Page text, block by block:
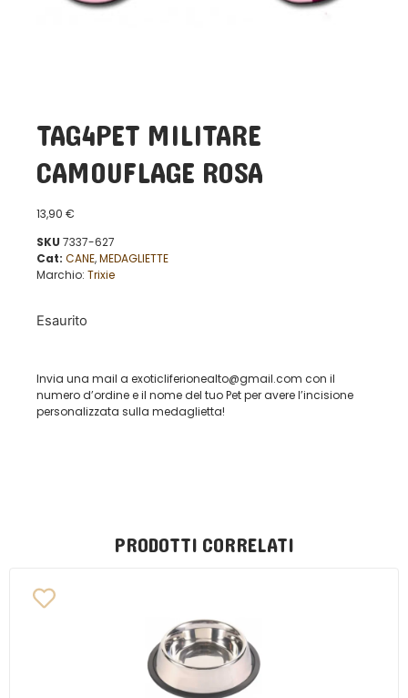
TAG4PET MILITARE
CAMOUFLAGE ROSA
13,90 €
SKU 7337-627
Cat: CANE,MEDAGLIETTE
Marchio: Trixie
Esaurito
Invia una mail a exoticliferionealto@gmail.com con il
numero d’ordine e il nome del tuo Pet per avere l’incisione
personalizzata sulla medaglietta!
PRODOTTI CORRELATI